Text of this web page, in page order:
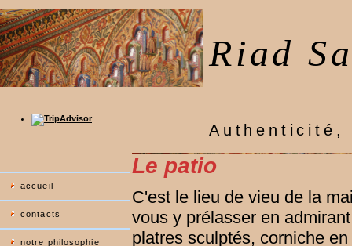
Riad
accueil
contacts
notre philosophie
Le patio
C'est le lieu de vieu de la
vous y prélasser en
platres sculptés, corniche